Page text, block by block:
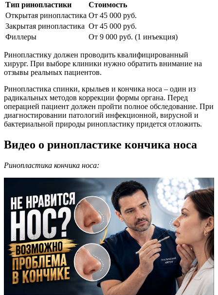
Тип ринопластики
Стоимость
Открытая ринопластика От 45 000 руб.
Закрытая ринопластика От 45 000 руб.
Филлеры
От 9 000 руб. (1 инъекция)
Ринопластику должен проводить квалифицированный
хирург. При выборе клиники нужно обратить внимание на
отзывы реальных пациентов.
Ринопластика спинки, крыльев и кончика носа – один из
радикальных методов коррекции формы органа. Перед
операцией пациент должен пройти полное обследование. При
диагностировании патологий инфекционной, вирусной и
бактериальной природы ринопластику придется отложить.
Видео о ринопластике кончика носа
Ринопластика кончика носа: